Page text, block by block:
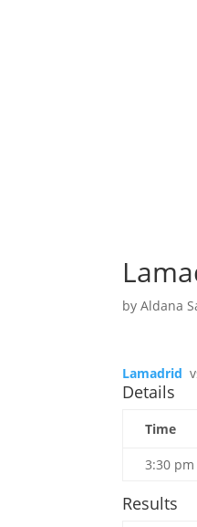
byAldana
Lamadrid
Details
Time
3:30 pm
Results